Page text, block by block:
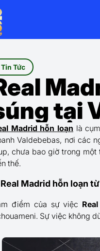
Tin Tức
tại
Madrid hỗn loạn là
Valdebebas, nơi các
chưa bao giờ trong
thế.
Real Madrid hỗn loạn
điểm của sự việc
Sự việc không